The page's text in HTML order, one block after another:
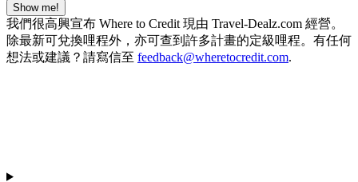
Show me!
我們很高興宣布 Where to Credit 現由 Travel-Dealz.com 經營。
除最新可兌換哩程外，亦可查到許多計畫的定級哩程。有任何
想法或建議？請寫信至 feedback@wheretocredit.com.